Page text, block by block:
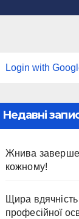
Login with
Недавні
Жнива
кожному!
Щира
професійної